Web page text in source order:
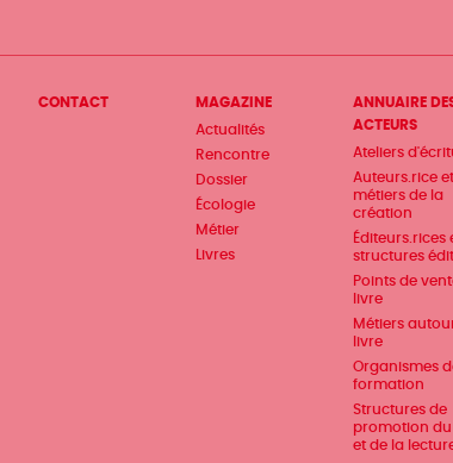
Menu
CONTACT
MAGAZINE
Actualités
Rencontre
Dossier
Écologie
Métier
Livres
ANNUAIRE
ACTEURS
Ateliers
Auteurs.rice et
métiers de la
création
Éditeurs.rices
structures
Points de
livre
Métiers
livre
Organismes
formation
Structures de
promotion du
et de la